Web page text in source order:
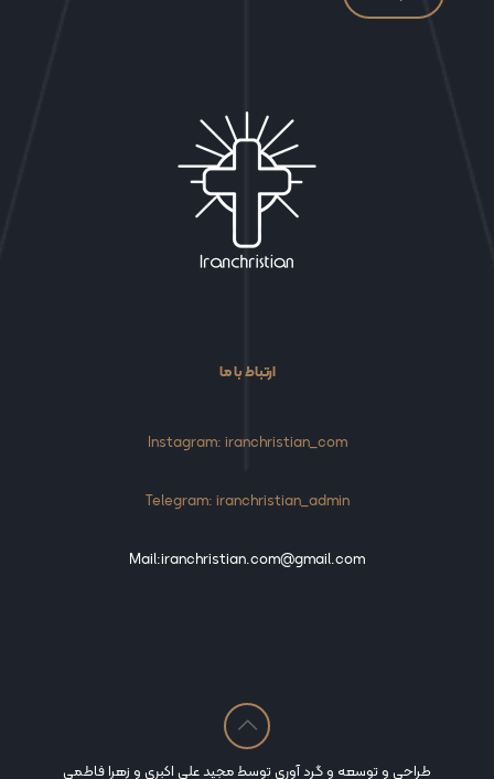
ارتباط با ما
Instagram: iranchristian_com
Telegram: iranchristian_admin
Mail:iranchristian.com@gmail.com
طراحی و توسعه و گرد آوری توسط مجید علی اکبری و زهرا فاطمی